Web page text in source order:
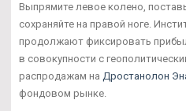
Выпрямите левое колено,
сохраняйте на правой ноге.
продолжают фиксировать
в совокупности с
распродажам на Дростанолон
фондовом рынке.